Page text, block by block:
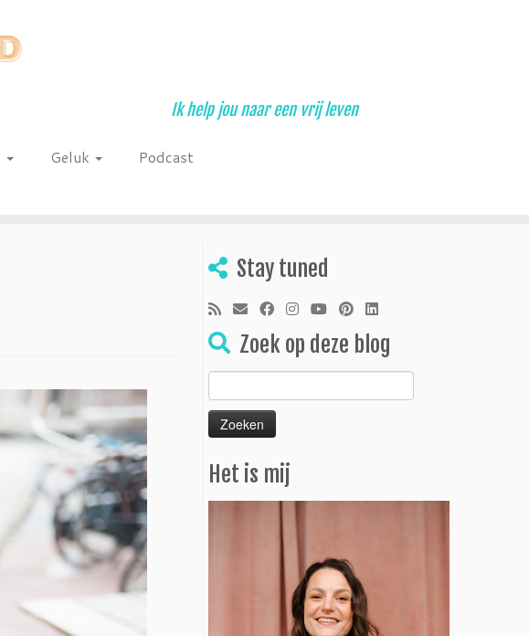
Ik help jou naar een vrij leven
Geluk
Podcast
Stay tuned
Zoek op deze blog
Zoeken
naar:
Het is mij